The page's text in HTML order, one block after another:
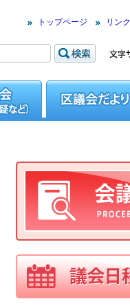
トップページ リンク